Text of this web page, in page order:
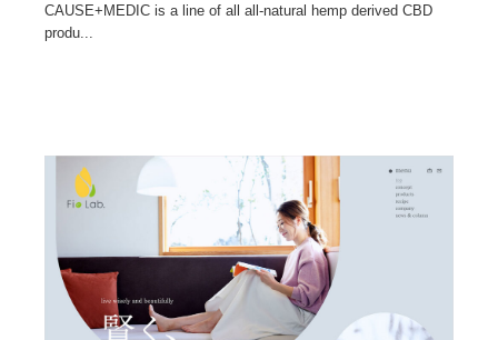
CAUSE+MEDIC is a line of all all-natural hemp derived CBD
produ...